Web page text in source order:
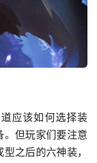
应该如何选择装
。但玩家们要注意
之后的六神装，